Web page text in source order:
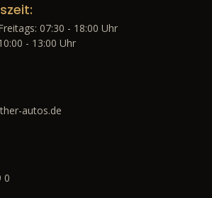
07:30 - 18:00 Uhr
- 13:00 Uhr
autos.de
0